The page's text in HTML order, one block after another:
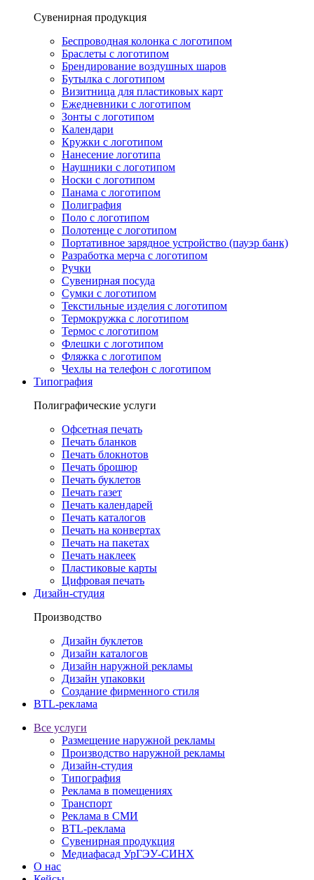
Сувенирная продукция
Беспроводная колонка с логотипом
Браслеты с логотипом
Брендирование воздушных шаров
Бутылка с логотипом
Визитница для пластиковых карт
Ежедневники с логотипом
Зонты с логотипом
Календари
Кружки с логотипом
Нанесение логотипа
Наушники с логотипом
Носки с логотипом
Панама с логотипом
Полиграфия
Поло с логотипом
Полотенце с логотипом
Портативное зарядное устройство (пауэр банк)
Разработка мерча с логотипом
Ручки
Сувенирная посуда
Сумки с логотипом
Текстильные изделия с логотипом
Термокружка с логотипом
Термос с логотипом
Флешки с логотипом
Фляжка с логотипом
Чехлы на телефон с логотипом
Типография
Полиграфические услуги
Офсетная печать
Печать бланков
Печать блокнотов
Печать брошюр
Печать буклетов
Печать газет
Печать календарей
Печать каталогов
Печать на конвертах
Печать на пакетах
Печать наклеек
Пластиковые карты
Цифровая печать
Дизайн-студия
Производство
Дизайн буклетов
Дизайн каталогов
Дизайн наружной рекламы
Дизайн упаковки
Создание фирменного стиля
BTL-реклама
Все услуги
Размещение наружной рекламы
Производство наружной рекламы
Дизайн-студия
Типография
Реклама в помещениях
Транспорт
Реклама в СМИ
BTL-реклама
Сувенирная продукция
Медиафасад УрГЭУ-СИНХ
О нас